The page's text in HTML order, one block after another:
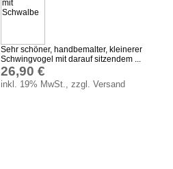
Sehr schöner, handbemalter, kleinerer
Schwingvogel mit darauf sitzendem ...
26,90 €
inkl. 19% MwSt., zzgl. Versand